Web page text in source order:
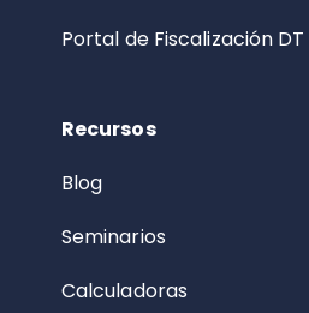
Portal de Fiscalización DT
Recursos
Blog
Seminarios
Calculadoras